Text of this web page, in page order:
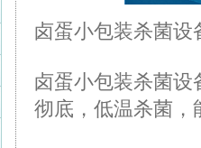
卤蛋小包装杀菌
卤蛋小包装杀菌
彻底，低温杀菌，